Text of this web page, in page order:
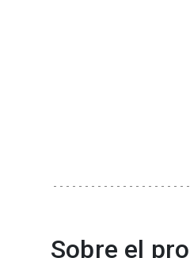
Sobre el